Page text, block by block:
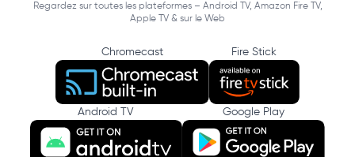
Regardez sur toutes les plateformes – Android TV, Amazon Fire TV,
Apple TV & sur le Web
Chromecast Fire Stick
Android TV Google Play